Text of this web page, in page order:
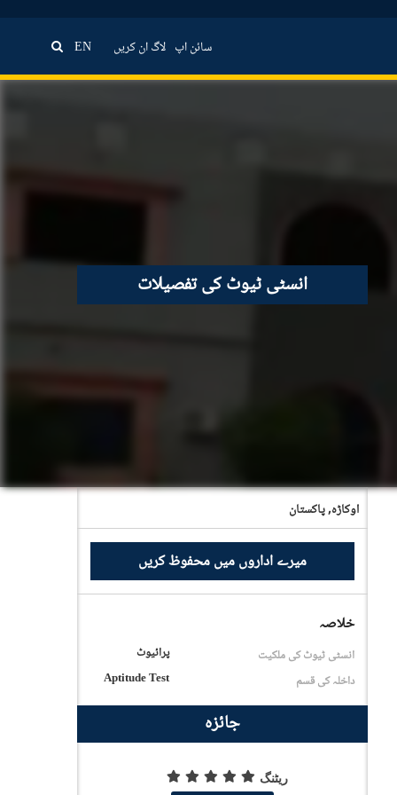
سائن اپ لاگ ان کریں EN
انسٹی ٹیوٹ کی تفصیلات
اوکاڑہ,پاکستان
میرے اداروں میں محفوظ کریں
خلاصہ
انسٹی ٹیوٹ کی ملکیت
پرائیوٹ
داخلہ کی قسم
Aptitude Test
جائزہ
ریٹنگ